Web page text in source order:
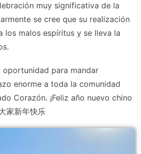
muy significativa de la
se cree que su realización
los malos espíritus y se lleva la
oportunidad para mandar
enorme a toda la comunidad
Corazón. ¡Feliz año nuevo chino
家新年快乐